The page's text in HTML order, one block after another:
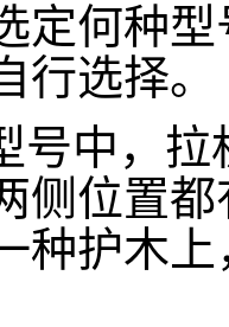
定何种
行选择。
号中，
侧位置
种护木